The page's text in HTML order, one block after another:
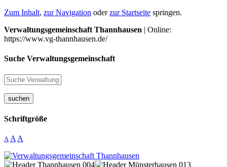
Zum Inhalt, zur Navigation oderzur Startseite springen.
Verwaltungsgemeinschaft Thannhausen | Online:
https://www.vg-thannhausen.de/
Suche Verwaltungsgemeinschaft
suchen
Schriftgröße
A A A